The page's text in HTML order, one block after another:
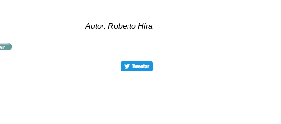
Autor: Roberto Hira